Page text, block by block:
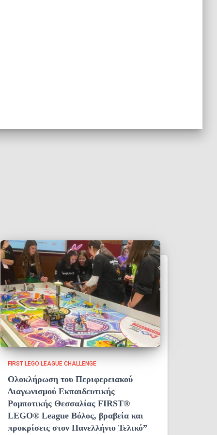
FIRST LEGO LEAGUE CHALLENGE
Ολοκλήρωση του Περιφερειακού
Διαγωνισμού Εκπαιδευτικής
Ρομποτικής Θεσσαλίας FIRST®
LEGO® League Βόλος, βραβεία και
προκρίσεις στον Πανελλήνιο Τελικό”